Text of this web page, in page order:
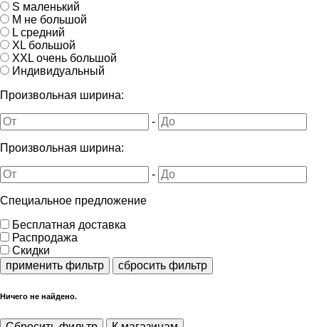
S маленький
M не большой
L средний
XL большой
XXL очень большой
Индивидуальный
Произвольная ширина:
-
Произвольная ширина:
-
Специальное предложение
Бесплатная доставка
Распродажа
Скидки
применить фильтр
сбросить фильтр
Ничего не найдено.